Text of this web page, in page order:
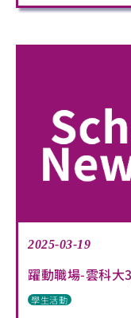
2025-03-19
躍動職場-雲科大
學生活動